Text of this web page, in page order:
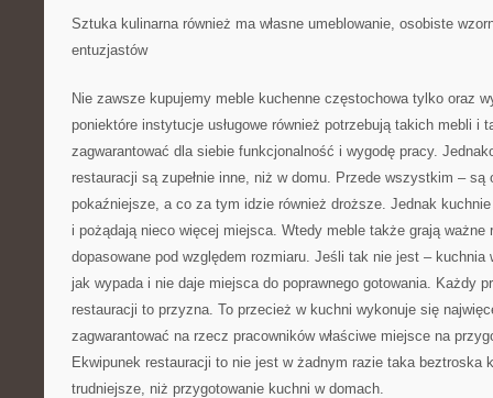
Sztuka kulinarna również ma własne umeblowanie, osobiste
entuzjastów
Nie zawsze kupujemy meble kuchenne częstochowa tylko oraz
poniektóre instytucje usługowe również potrzebują takich mebli i
zagwarantować dla siebie funkcjonalność i wygodę pracy.
restauracji są zupełnie inne, niż w domu. Przede wszystkim – są
pokaźniejsze, a co za tym idzie również droższe. Jednak
i pożądają nieco więcej miejsca. Wtedy meble także grają ważne
dopasowane pod względem rozmiaru. Jeśli tak nie jest – kuchnia
jak wypada i nie daje miejsca do poprawnego gotowania. Każdy
restauracji to przyzna. To przecież w kuchni wykonuje się
zagwarantować na rzecz pracowników właściwe miejsce na
Ekwipunek restauracji to nie jest w żadnym razie taka beztroska
trudniejsze, niż przygotowanie kuchni w domach.